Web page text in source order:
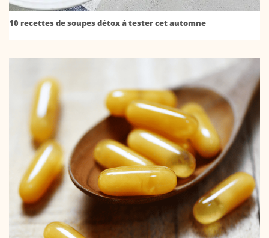
10 recettes de soupes détox à tester cet automne